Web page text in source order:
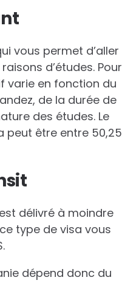
vous permet d’aller
d’études. Pour
varie en fonction du
de la durée de
des études. Le
peut être entre 50,25
délivré à moindre
type de visa vous
dépend donc du